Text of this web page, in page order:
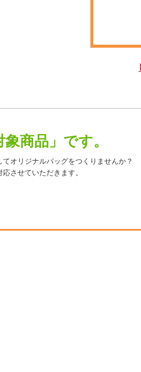
商品」です。
オリジナルバッグをつくりませんか？
させていただきます。